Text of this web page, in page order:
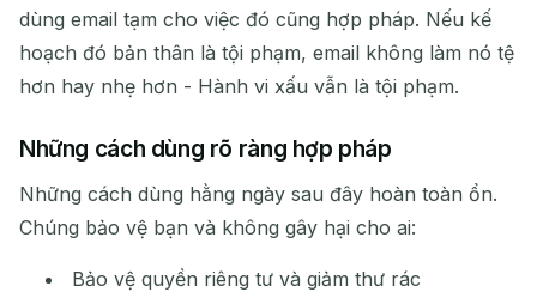
dùng email tạm cho việc đó cũng hợp pháp. Nếu kế
hoạch đó bản thân là tội phạm, email không làm nó tệ
hơn hay nhẹ hơn - Hành vi xấu vẫn là tội phạm.
Những cách dùng rõ ràng hợp pháp
Những cách dùng hằng ngày sau đây hoàn toàn ổn.
Chúng bảo vệ bạn và không gây hại cho ai:
Bảo vệ quyền riêng tư và giảm thư rác